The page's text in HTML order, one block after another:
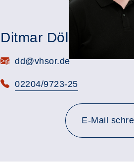
Ditmar Dölger
E-Mail:dd@vhsor.de
Telefon:
02204/9723-25
E-Mail